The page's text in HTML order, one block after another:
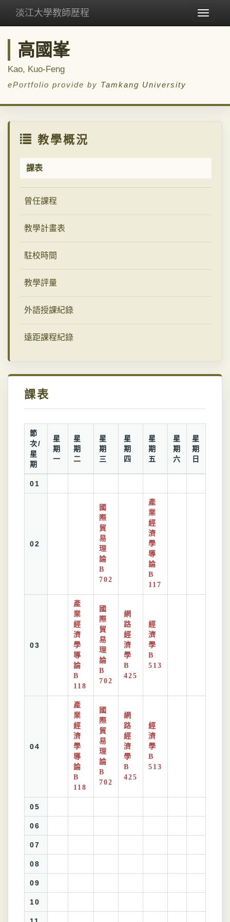
Toggle
淡江大學教師歷程
高國峯
Kao, Kuo-Feng
ePortfolio provide by Tamkang University
教學概況
課表
曾任課程
教學計畫表
駐校時間
教學評量
外語授課紀錄
遠距課程紀錄
課表
節
次/
星
期
星
期
一
星
期
二
星
期
三
星
期
四
星
期
五
星
期
六
星
期
日
01
02
國
際
貿
易
理
論
B
702
產
業
經
濟
學
導
論
B
117
03
產
業
經
濟
學
導
論
B
118
國
際
貿
易
理
論
B
702
網
路
經
濟
學
B
425
經
濟
學
B
513
04
產
業
經
濟
學
導
論
B
118
國
際
貿
易
理
論
B
702
網
路
經
濟
學
B
425
經
濟
學
B
513
05
06
07
08
09
10